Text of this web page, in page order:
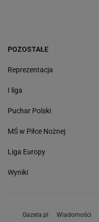
POZOSTAŁE
Reprezentacja
I liga
Puchar Polski
MŚ w Piłce Nożnej
Liga Europy
Wyniki
Gazeta.pl Wiadomości